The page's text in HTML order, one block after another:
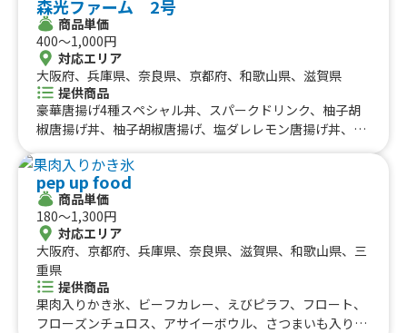
ーセージ、フライドポテト チーズ、フライドポテト ト
マトサルサ、フライドポテト 明太マヨ、チキンオーバー
ライス、欧風ビーフカレー、生ビール、角ハイボール、レ
モンサワー、ノンアルコールビール
パイ、かき氷、チーズボール、チーズドック、ダージーパ
イ、三田牛メンチカツ、三田牛コロッケ、フランクフル
ト、チーズハットグ、チーズボール、ポテトチーズハット
グ、チーズハットグ、チーズボール、三田牛メンチカツ、
三田牛コロッケ、フランクフルト、牛串（牛タン、牛ハラ
ミ、牛カルビ）三田牛（メンチカツ、コロッケ）チーズハ
ットグ、チーズボール、フランクフルト、フライドポテ
ト、ダージーパイ、アルコール、牛串（牛タン、牛ハラ
ミ、牛カルビ）三田牛（メンチカツ、コロッケ）チーズハ
ットグ、チーズボール、フランクフルト、ポテト、ドリン
ク（アルコール）、三田牛メンチカツ、三田牛コロッケセ
ット、①トルティーヤ（タコス、ジャークチキン、プルコ
ギ、ドック）②ドリンク（アルコール、ソフトドリンク
等）、ボリューム弁当
森光ファーム 2号
商品単価
400〜1,000円
対応エリア
大阪府、兵庫県、奈良県、京都府、和歌山県、滋賀県
提供商品
豪華唐揚げ4種スペシャル丼、スパークドリンク、柚子胡
椒唐揚げ丼、柚子胡椒唐揚げ、塩ダレレモン唐揚げ丼、塩
ース唐揚げ、BBQ炙りソース唐揚げ、ヤンニョムチキン
丼、さつまいもチップス(個包装)、ポテからセット、ヤン
ニョムチキン、フリフリチキン、ハワイアン唐揚げ、フリ
フリポテト、ビール、フリフリチキン丼、からマヨ丼、ウ
イスキーハイボール、コロナビール、さつまいもチップ
ス、カキ氷、干し芋、石焼き芋
pep up food
商品単価
180〜1,300円
対応エリア
大阪府、京都府、兵庫県、奈良県、滋賀県、和歌山県、三
重県
提供商品
果肉入りかき氷、ビーフカレー、えびピラフ、フロート、
フローズンチュロス、アサイーボウル、さつまいも入り